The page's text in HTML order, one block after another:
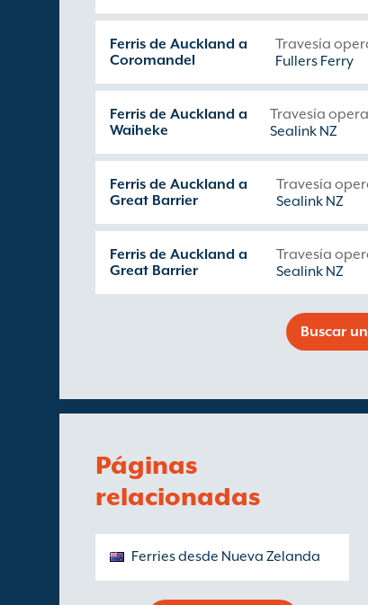
Ferris de Auckland a
Coromandel
Travesía
Fullers Ferry
Ferris de Auckland a
Waiheke
Travesía
Sealink NZ
Ferris de Auckland a
Great Barrier
Travesía
Sealink NZ
Ferris de Auckland a
Great Barrier
Travesía
Sealink NZ
Buscar
Páginas
relacionadas
Ferries desde Nueva Zelanda